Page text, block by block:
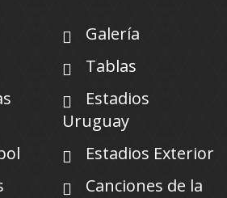
Galería
Tablas
Estadios
Uruguay
Estadios Exterior
Canciones de la